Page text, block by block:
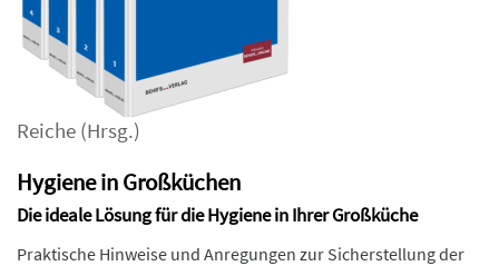
Reiche (Hrsg.)
Hygiene in Großküchen
Die ideale Lösung für die Hygiene in Ihrer Großküche
Praktische Hinweise und Anregungen zur Sicherstellung der